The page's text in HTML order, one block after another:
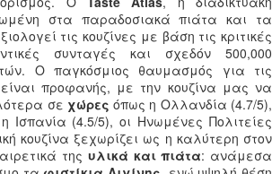
στα παραδοσιακά πιάτα και τα
τις κουζίνες με βάση τις κριτικές
συνταγές και σχεδόν 500,000
Ο παγκόσμιος θαυμασμός για τις
προφανής, με την κουζίνα μας να
σε χώρες όπως η Ολλανδία (4.7/5),
Ισπανία (4.5/5), οι Ηνωμένες Πολιτείες
κουζίνα ξεχωρίζει ως η καλύτερη στον
της υλικά και πιάτα: ανάμεσα